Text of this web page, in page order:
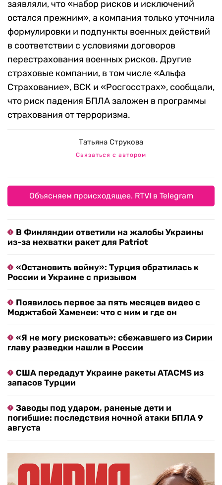
заявляли, что «набор рисков и исключений
остался прежним», а компания только уточнила
формулировки и подпункты военных действий
в соответствии с условиями договоров
перестрахования военных рисков. Другие
страховые компании, в том числе «Альфа
Страхование», ВСК и «Росгосстрах», сообщали,
что риск падения БПЛА заложен в программы
страхования от терроризма.
Татьяна Струкова
Связаться с автором
Объясняем происходящее. RTVI в Telegram
В Финляндии ответили на жалобы Украины
из-за нехватки ракет для Patriot
«Остановить войну»: Турция обратилась к
России и Украине с призывом
Появилось первое за пять месяцев видео с
Моджтабой Хаменеи: что с ним и где он
«Я не могу рисковать»: сбежавшего из Сирии
главу разведки нашли в России
США передадут Украине ракеты ATACMS из
запасов Турции
Заводы под ударом, раненые дети и
погибшие: последствия ночной атаки БПЛА 9
августа